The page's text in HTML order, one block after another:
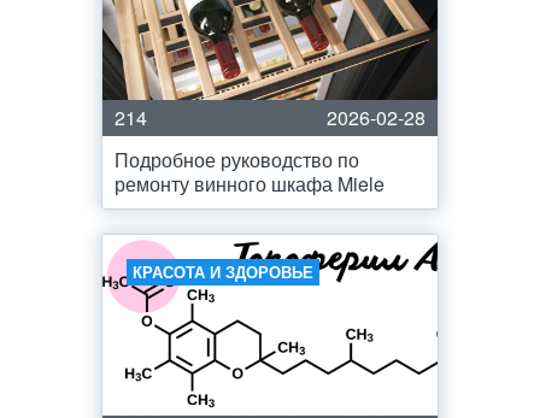
214
2026-02-28
Подробное руководство по
ремонту винного шкафа Miele
КРАСОТА И ЗДОРОВЬЕ